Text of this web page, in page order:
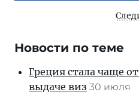
Новости по теме
Греция стала чаще
выдаче виз 30 июля